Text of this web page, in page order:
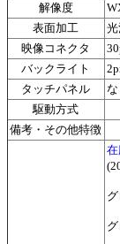
解像度
表面加工
光
映像コネクタ
バックライト
タッチパネル
な
駆動方式
備考・その他特徴
在